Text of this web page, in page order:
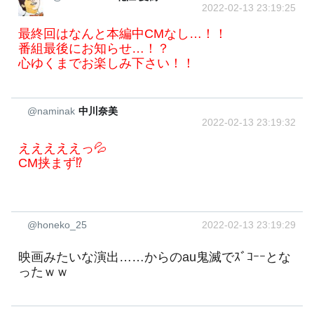
2022-02-13 23:19:25
最終回はなんと本編中CMなし…！！
番組最後にお知らせ…！？
心ゆくまでお楽しみ下さい！！
@naminak 中川奈美
2022-02-13 23:19:32
えええええっ💦
CM挟まず⁉️
@honeko_25 2022-02-13 23:19:29
映画みたいな演出……からのau鬼滅でｽﾞｺｰｰとな
ったｗｗ